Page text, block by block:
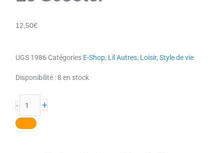
12,50€
UGS 1986 Catégories E-Shop, Lil Autres, Loisir,Style de vie
Disponibilité : 8 en stock
-
quantité
Le
Scooter+